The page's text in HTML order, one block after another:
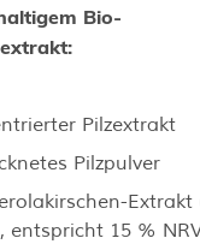
Bio-
Pilzextrakt
Pilzpulver
entspricht 15 %